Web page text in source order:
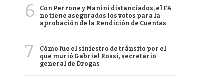
6
Con Perrone y Manini distanciados, el FA
no tiene asegurados los votos para la
aprobación de la Rendición de Cuentas
7
Cómo fue el siniestro de tránsito por el
que murió Gabriel Rossi, secretario
general de Drogas